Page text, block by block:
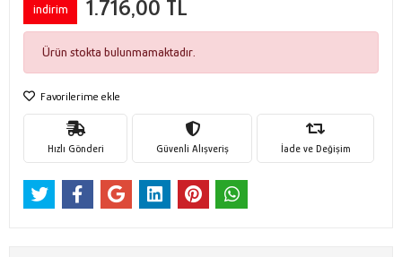
indirim 1.716,00 TL
Ürün stokta bulunmamaktadır.
Favorilerime ekle
Hızlı Gönderi Güvenli Alışveriş İade ve Değişim